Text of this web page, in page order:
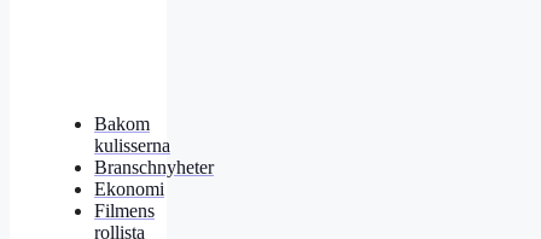
Bakom
kulisserna
Branschnyheter
Ekonomi
Filmens
rollista